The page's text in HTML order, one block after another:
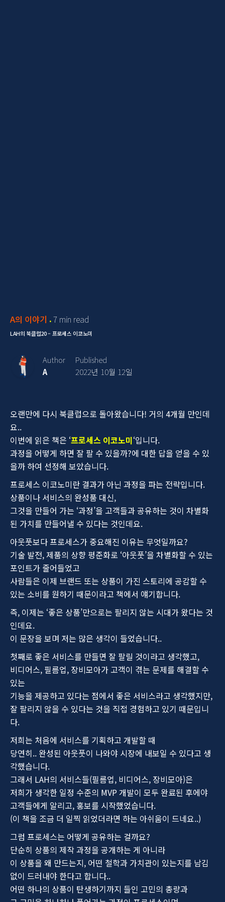
A의 이야기 7 min read
LAH의 북클럽20 – 프로세스 이코노미
Author
A
Published
2022년 10월 12일
오랜만에 다시 북클럽으로 돌아왔습니다! 거의 4개월 만인데
요..
이번에 읽은 책은 ‘프로세스 이코노미‘입니다.
과정을 어떻게 하면 잘 팔 수 있을까?에 대한 답을 얻을 수 있
을까 하여 선정해 보았습니다.
프로세스 이코노미란 결과가 아닌 과정을 파는 전략입니다.
상품이나 서비스의 완성품 대신,
그것을 만들어 가는 ‘과정’을 고객들과 공유하는 것이 차별화
된 가치를 만들어낼 수 있다는 것인데요.
아웃풋보다 프로세스가 중요해진 이유는 무엇일까요?
기술 발전, 제품의 상향 평준화로 ‘아웃풋’을 차별화할 수 있는
포인트가 줄어들었고
사람들은 이제 브랜드 또는 상품이 가진 스토리에 공감할 수
있는 소비를 원하기 때문이라고 책에서 얘기합니다.
즉, 이제는 ‘좋은 상품’만으로는 팔리지 않는 시대가 왔다는 것
인데요.
이 문장을 보며 저는 많은 생각이 들었습니다..
첫째로 좋은 서비스를 만들면 잘 팔릴 것이라고 생각했고,
비디어스, 필름업, 장비모아가 고객이 겪는 문제를 해결할 수
있는
기능을 제공하고 있다는 점에서 좋은 서비스라고 생각했지만,
잘 팔리지 않을 수 있다는 것을 직접 경험하고 있기 때문입니
다.
저희는 처음에 서비스를 기획하고 개발할 때
당연히.. 완성된 아웃풋이 나와야 시장에 내보일 수 있다고 생
각했습니다.
그래서 LAH의 서비스들(필름업, 비디어스, 장비모아)은
저희가 생각한 일정 수준의 MVP 개발이 모두 완료된 후에야
고객들에게 알리고, 홍보를 시작했었습니다.
(이 책을 조금 더 일찍 읽었더라면 하는 아쉬움이 드네요..)
그럼 프로세스는 어떻게 공유하는 걸까요?
단순히 상품의 제작 과정을 공개하는 게 아니라
이 상품을 왜 만드는지, 어떤 철학과 가치관이 있는지를 남김
없이 드러내야 한다고 합니다..
어떤 하나의 상품이 탄생하기까지 들인 고민의 총량과